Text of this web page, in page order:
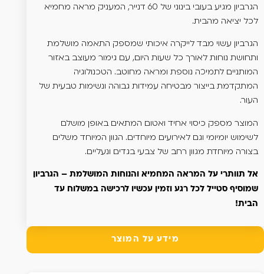
מידע על המוצר
הגרביון מגיע בעובי בינוני של 60 דנייר, המעניק מראה מחמיא
לכל יציאה מהבית.
הגרביון עשוי מבד לייקרה איכותי שמספק התאמה מושלמת
ותחושת נוחות לאורך כל שעות היום, עם גימור מעוצב באזור
המותניים לתמיכה נוספת ומראה מחוטב. הטכנולוגיה
המתקדמת בייצור מבטיחה עמידות גבוהה ונשימות טבעית של
העור.
המוצר מספק כיסוי אחיד ואטום המתאים באופן מושלם
לשימוש יומיומי וגם לאירועים מיוחדים. הגוון המיוחד משלים
בצורה מיוחדת מגוון רחב של צבעי בגדים ונעליים.
אל תוותרי על המראה המחמיא והנוחות המושלמת – הגרביון
שמוסיף סטייל לכל רגע וזמין עכשיו לרכישה במשלוח עד
הבית!